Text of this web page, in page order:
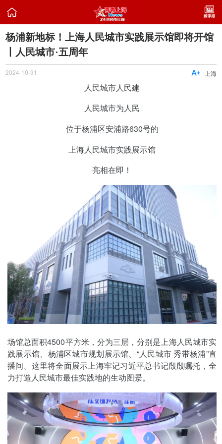

杨浦新地标！上海人民城市实践展示馆即将开馆
丨人民城市·五周年
2024-10-31 上海

人民城市人民建
人民城市为人民
位于杨浦区安浦路630号的
上海人民城市实践展示馆
亮相在即！
场馆总面积4500平方米，分为三层，分别是上海人民城市实
践展示馆、杨浦区城市规划展示馆、“人民城市 秀带杨浦”直
播间。这里将全面展示上海牢记习近平总书记殷殷嘱托，全
力打造人民城市最佳实践地的生动图景。